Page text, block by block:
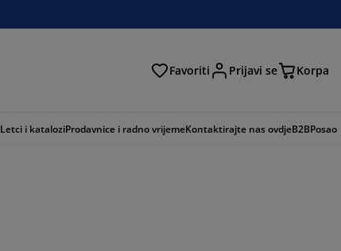
Favoriti Prijavi se Korpa
Letci i kataloziProdavnice i radno vrijemeKontaktirajte nas ovdjeB2BPosao